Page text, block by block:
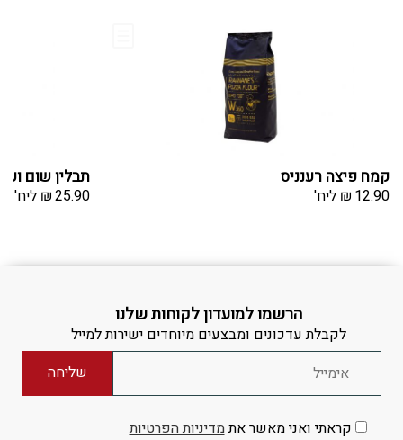
קמח פיצה רענניס
₪ 12.90 ליח'
תבלין שום
₪25.90 ליח'
הרשמו למועדון לקוחות שלנו
לקבלת עדכונים ומבצעים מיוחדים ישירות למייל
קראתי ואני מאשר אתמדיניות הפרטיות